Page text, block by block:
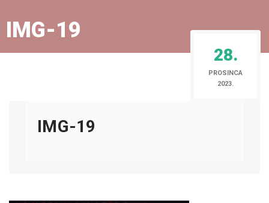
IMG-19
28.
PROSINCA
2023.
IMG-19